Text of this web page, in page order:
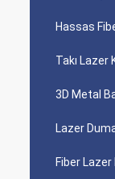
Hassas
Takı Lazer
3D Metal
Lazer
Fiber Lazer